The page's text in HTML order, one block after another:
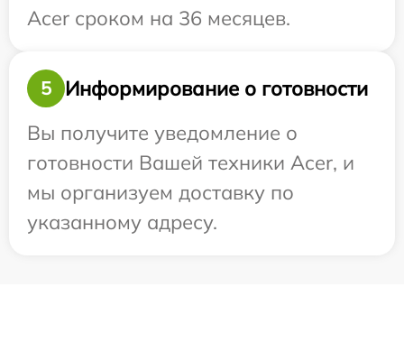
Acer сроком на 36 месяцев.
5
Информирование о готовности
Вы получите уведомление о
готовности Вашей техники Acer, и
мы организуем доставку по
указанному адресу.